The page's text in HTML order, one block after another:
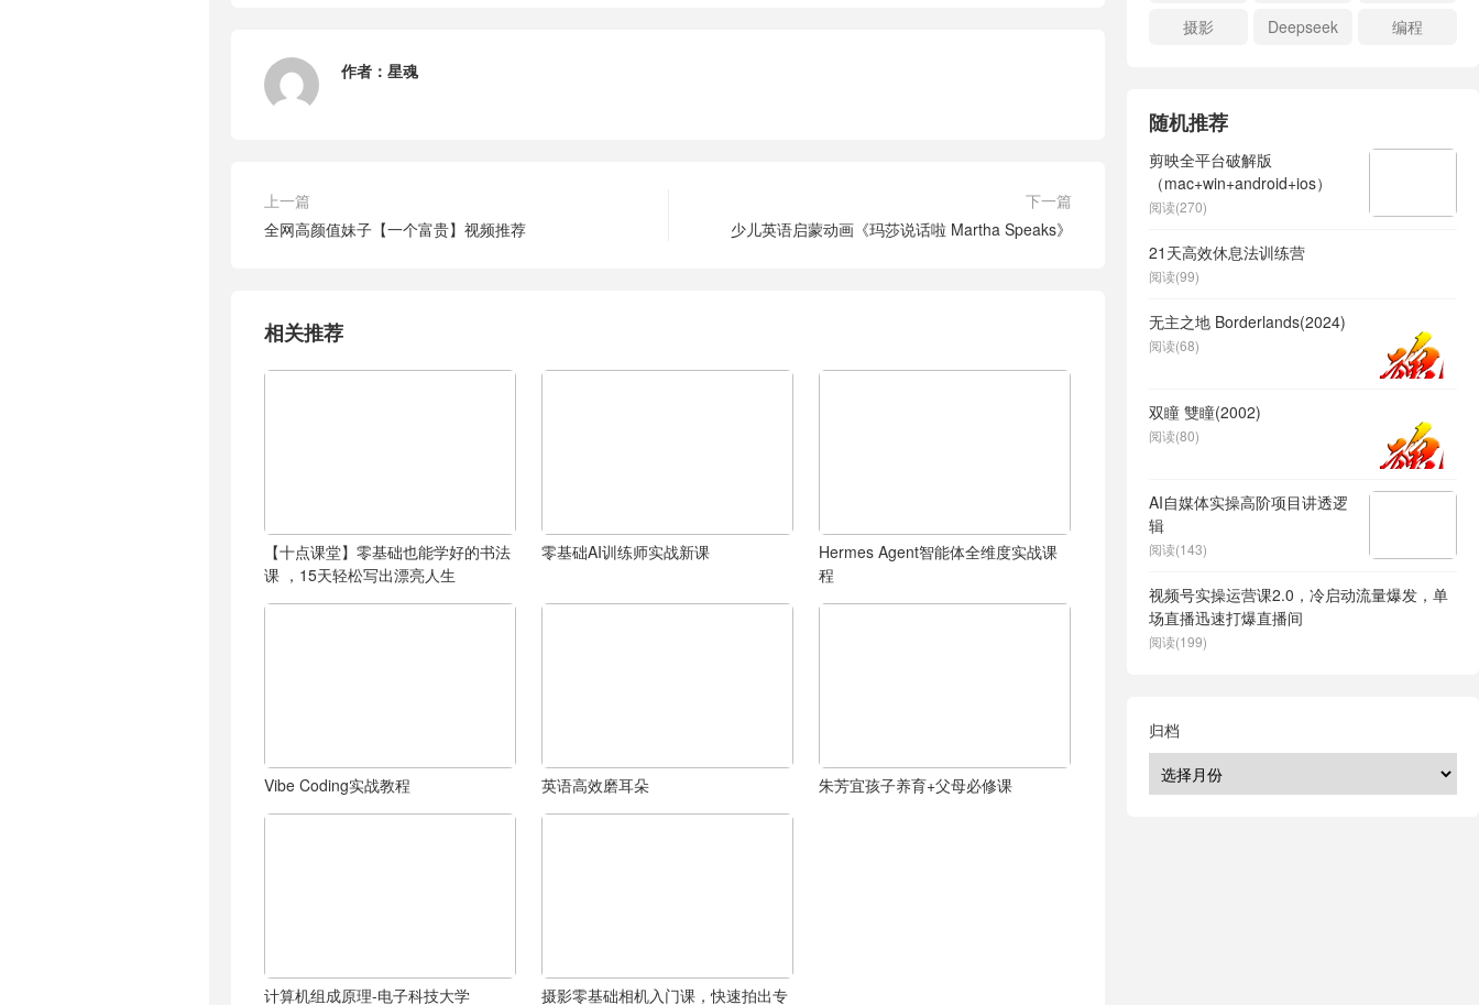
作者： 星魂
上一篇
全网高颜值妹子【一个富贵】视频推荐
下一篇
少儿英语启蒙动画《玛莎说话啦 Martha Speaks》
相关推荐
【十点课堂】零基础也能学好的书法
课 ，15天轻松写出漂亮人生
零基础AI训练师实战新课
Hermes Agent智能体全维度实战课
程
Vibe Coding实战教程 英语高效磨耳朵 朱芳宜孩子养育+父母必修课
计算机组成原理-电子科技大学 摄影零基础相机入门课，快速拍出专
摄影
Deepseek 编程
随机推荐
剪映全平台破解版
（mac+win+android+ios）
阅读(270)
21天高效休息法训练营
阅读(99)
无主之地 Borderlands(2024)
阅读(68)
双瞳 雙瞳(2002)
阅读(80)
AI自媒体实操高阶项目讲透逻
辑
阅读(143)
视频号实操运营课2.0，冷启动流量爆发，单
场直播迅速打爆直播间
阅读(199)
归档